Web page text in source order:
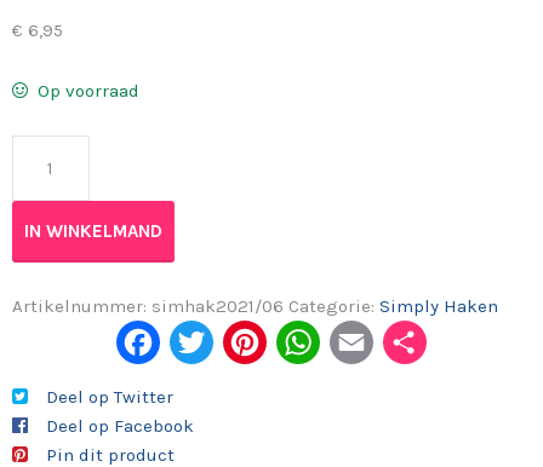
€ 6,95
Op voorraad
IN WINKELMAND
Artikelnummer: simhak2021/06 Categorie: Simply Haken
Fac
ebo
ok
Twi
Pint
Wh
Em
Deel op Twitter
Deel op Facebook
Pin dit product